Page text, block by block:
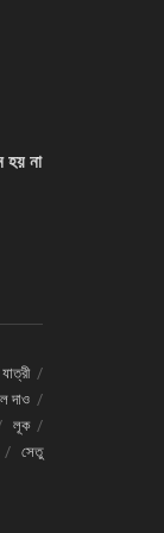
হয় না
দাও
লূক
সেতু